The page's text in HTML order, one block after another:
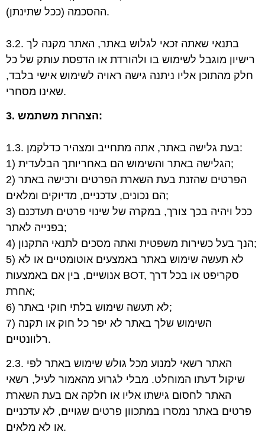
ההסכמה (ככל שתינתן).
3.2. בתנאי שאתה זכאי לגלוש באתר, האתר מקנה לך
רישיון מוגבל לשימוש בו ולהורדת או הדפסת עותק של כל
חלק מהתוכן אליו ניתנה גישה ראויה לשימוש אישי בלבד,
שאינו מסחרי.
3. הצהרות משתמש:
1.3. בעת גלישה באתר, אתה מתחייב ומצהיר כדלקמן:
1) הגלישה באתר והשימוש הם באחריותך הבלעדית;
2) הפרטים שהזנת בעת השארת הפרטים ורכישה באתר
הם נכונים, עדכניים, מדיוקים ומלאים;
3) ככל ויהיה בכך צורך, במקרה של שינוי פרטים תעדכנם
בפנייה לאתר;
4) הנך בעל כשירות משפטית ואתה מסכים לתנאי התקנון;
5) לא תעשה שימוש באתר באמצעים אוטומטיים או לא
אנושיים, בין אם באמצעות BOT, סקריפט או בכל דרך
אחרת;
6) לא תעשה שימוש בלתי חוקי באתר;
7) השימוש שלך באתר לא יפר כל חוק או תקנה
רלוונטיים.
2.3. האתר רשאי למנוע מכל גולש שימוש באתר לפי
שיקול דעתו המוחלט. מבלי לגרוע מהאמור לעיל, רשאי
האתר לחסום גישתו אליו או חלקה אם בעת השארת
פרטים באתר נמסרו במתכוון פרטים שגויים, לא עדכניים
או לא מלאים.